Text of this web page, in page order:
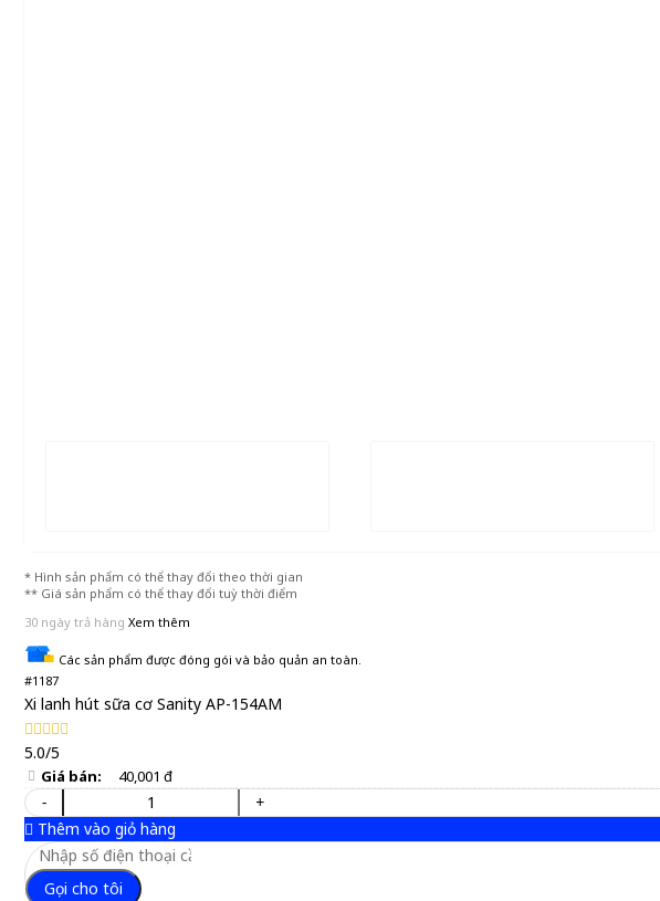
* Hình sản phẩm có thể thay đổi theo thời gian
** Giá sản phẩm có thể thay đổi tuỳ thời điểm
30 ngày trả hàng Xem thêm
Các sản phẩm được đóng gói và bảo quản an toàn.
#1187
Xi lanh hút sữa cơ Sanity AP-154AM
5.0/5
Giá bán: 40,001 đ
-
+
Thêm vào giỏ hàng
Gọi cho tôi